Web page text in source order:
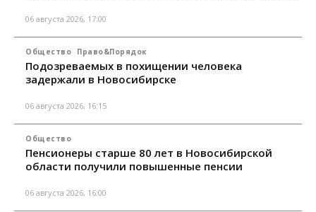
06 августа 2026, 17:00
Общество Право&Порядок
Подозреваемых в похищении человека
задержали в Новосибирске
06 августа 2026, 16:15
Общество
Пенсионеры старше 80 лет в Новосибирской
области получили повышенные пенсии
06 августа 2026, 16:00